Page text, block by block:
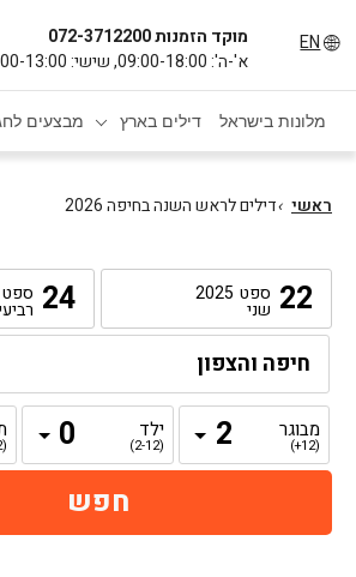
EN
מוקד הזמנות 072-3712200
א'-ה': 09:00-18:00, שישי: 09:00-13:00
מלונות בישראל דילים בארץ מבצעים
ראשי ›דילים לראש השנה בחיפה 2026
22 ספט 2025
שני 24 ספט
מבוגר
(12+)
ילד
(2-12)
(0-2)